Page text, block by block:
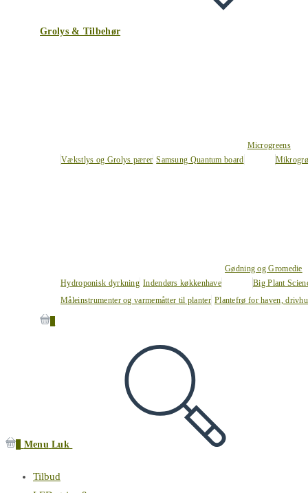
Grolys & Tilbehør
Vækstlys og Grolys pærer Samsung Quantum board
Microgreens
Hydroponisk dyrkning Indendørs køkkenhave
Gødning og Gromedie
Big Plant
Måleinstrumenter og varmemåtter til planter Plantefrø for haven,
Menu Luk
Tilbud